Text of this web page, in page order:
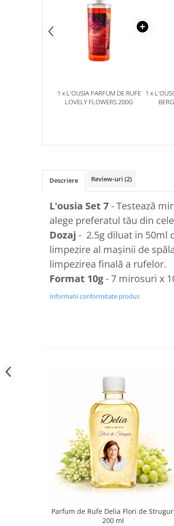
Produse incontinenta
1 x L'OUSIA PARFUM DE RUFE
LOVELY FLOWERS 200G
1 x
Descriere Review-uri (2)
L'ousia Set 7- Testează
alege preferatul tău din
Dozaj - 2.5g diluat in 50ml
limpezire al mașinii de
limpezirea finală a rufelor.
Format 10g- 7 mirosuri x
Informatii conformitate produs
Parfum de Rufe Delia Flori de
200 ml